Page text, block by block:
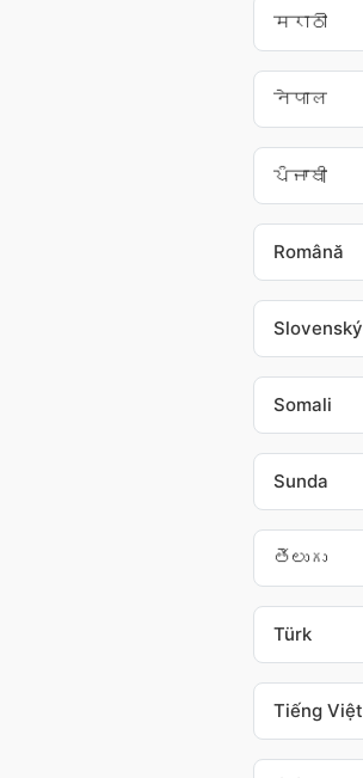
मराठी
नेपाल
ਪੰਜਾਬੀ
Română
Slovenský
Somali
Sunda
తెలుగు
Türk
Tiếng Việt